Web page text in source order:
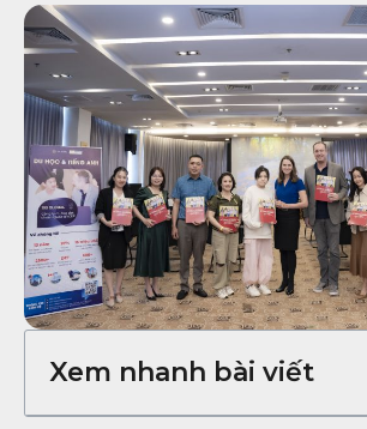
Xem nhanh bài viết